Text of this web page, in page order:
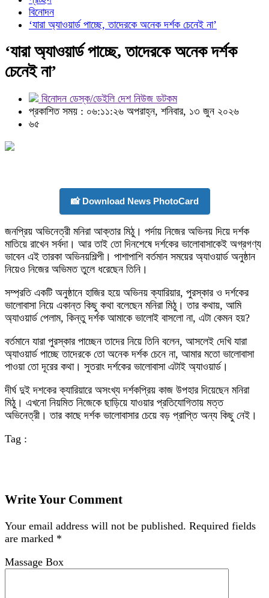
বিনোদন
‘যারা অ্যাওয়ার্ড পাচ্ছে, তাদেরকে অনেক দর্শক চেনেই না’
‘যারা অ্যাওয়ার্ড পাচ্ছে, তাদেরকে অনেক দর্শক
চেনেই না’
বিনোদন ডেস্ক/ডেইলি দেশ নিউজ ডটকম
প্রকাশিত সময় : ০৬:১১:২৬ অপরাহ্ন, শনিবার, ১৩ জুন ২০২৬
৬৫
📸 Download News PhotoCard
জনপ্রিয় অভিনেত্রী মনিরা আক্তার মিঠু। পর্দায় নিজের অভিনয় দিয়ে দর্শক
মাতিয়ে রাখেন সর্বদা। আর তাই তো দিনশেষে দর্শকের ভালোবাসাকেই অগ্রগণ্য
ভাবেন এই তারকা অভিনয়শিল্পী। পাশাপাশি বর্তমান সময়ের অ্যাওয়ার্ড অনুষ্ঠান
নিয়েও নিজের অভিমত তুলে ধরেছেন তিনি।
সম্প্রতি একটি অনুষ্ঠানে হাজির হয়ে অভিনয় ক্যারিয়ার, পুরস্কার ও দর্শকের
ভালোবাসা নিয়ে একান্ত কিছু কথা বলেছেন মনিরা মিঠু। তার কথায়, আমি
অ্যাওয়ার্ড পেলাম, কিন্তু দর্শক আমাকে ভালোই বাসলো না, এটা কেমন হয়?
বর্তমানে যারা পুরস্কার পাচ্ছেন তাদের নিয়ে তিনি বলেন, আসলেই দেখি যারা
অ্যাওয়ার্ড পাচ্ছে তাদেরকে তো অনেক দর্শক চেনে না, আমার মতো ভালোবাসা
পাওয়া তো দূরের কথা। সুতরাং দর্শকের ভালোবাসা এটাই অ্যাওয়ার্ড।
দীর্ঘ দুই দশকের ক্যারিয়ারে অসংখ্য দর্শকপ্রিয় কাজ উপহার দিয়েছেন মনিরা
মিঠু। এখনো নিয়মিত নিজেকে ছাড়িয়ে যাওয়ার প্রতিযোগিতায় মত্ত
অভিনেত্রী। তার কাছে দর্শক ভালোবাসার চেয়ে বড় প্রাপ্তি অন্য কিছু নেই।
Tag :
Write Your Comment
Your email address will not be published. Required fields
are marked *
Massage Box